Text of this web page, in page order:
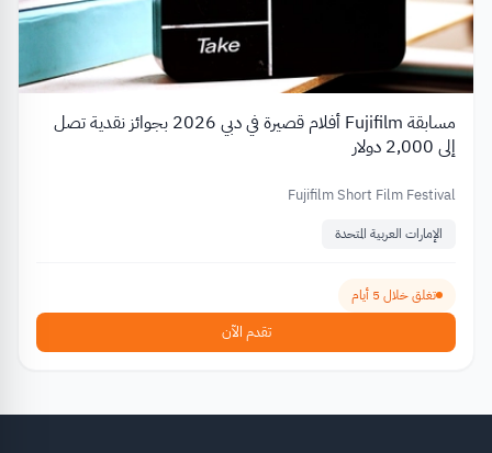
مسابقة Fujifilm أفلام قصيرة في دبي 2026 بجوائز نقدية تصل
إلى 2,000 دولار
Fujifilm Short Film Festival
الإمارات العربية المتحدة
تغلق خلال 5 أيام
تقدم الآن